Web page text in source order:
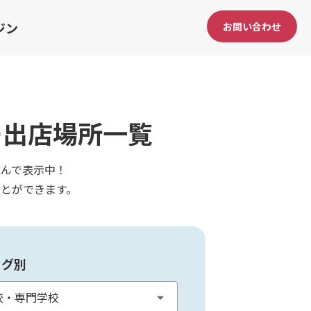
ン お問い合わせ
店場所一覧
で表示中！
ができます。
別